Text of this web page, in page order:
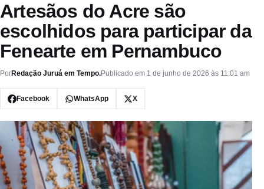
Artesãos do Acre são
escolhidos para participar da
Fenearte em Pernambuco
PorRedação Juruá em Tempo.Publicado em 1 de junho de 2026 às 11:01 am
Facebook WhatsApp X